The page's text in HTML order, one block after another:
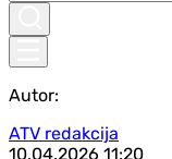
Autor:
ATV redakcija
10.04.2026 11:20